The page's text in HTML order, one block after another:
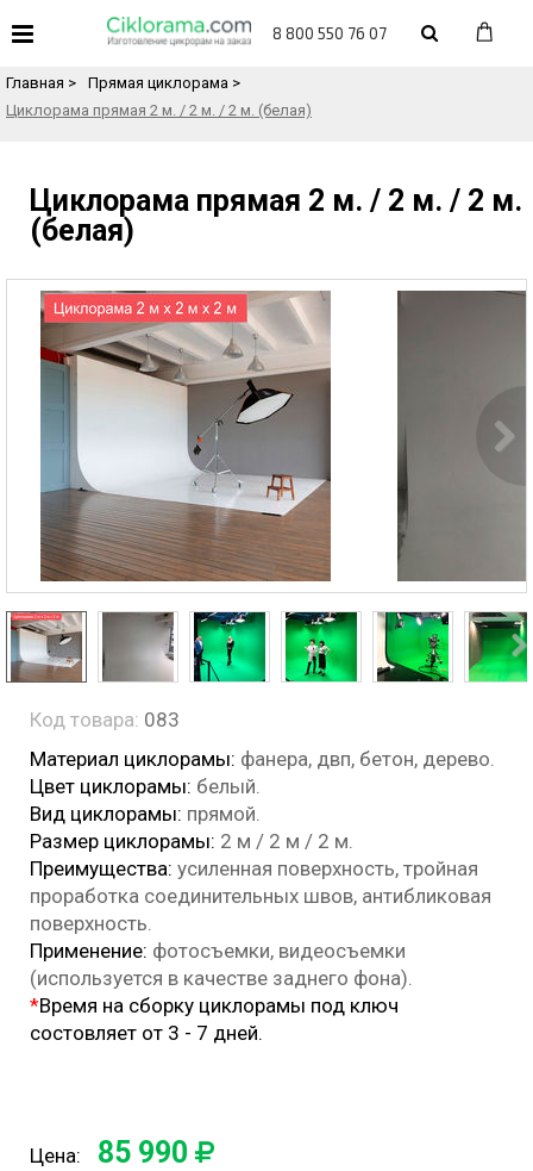
8 800 550 76 07
Назад в каталог товаров
Главная > Прямая циклорама >
Циклорама прямая 2 м. / 2 м. / 2 м. (белая)
Циклорама прямая 2 м. / 2 м. / 2 м.
(белая)
Код товара: 083
Материал циклорамы: фанера, двп, бетон, дерево.
Цвет циклорамы: белый.
Вид циклорамы: прямой.
Размер циклорамы: 2 м / 2 м / 2 м.
Преимущества: усиленная поверхность, тройная
проработка соединительных швов, антибликовая
поверхность.
Применение: фотосъемки, видеосъемки
(используется в качестве заднего фона).
*Время на сборку циклорамы под ключ
состовляет от 3 - 7 дней.
Цена: 85 990